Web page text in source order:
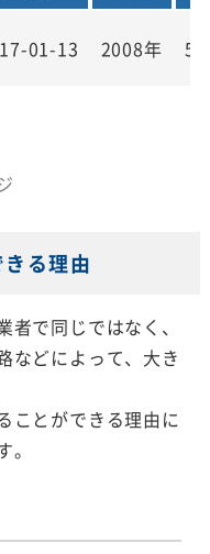
01-13 2008年
る理由
で同じではなく、
などによって、大き
ことができる理由に